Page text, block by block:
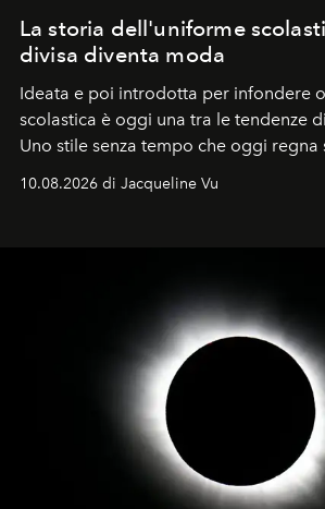
La storia dell'uniforme
divisa diventa moda
Ideata e poi introdotta per infondere
scolastica è oggi una tra le tendenze
Uno stile senza tempo che oggi regna
10.08.2026 di Jacqueline Vu